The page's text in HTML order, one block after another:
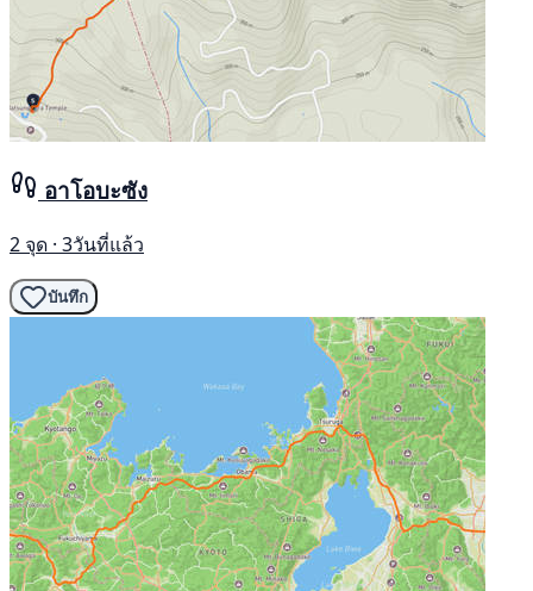
อาโอบะซัง
2 จุด · 3วันที่แล้ว
บันทึก